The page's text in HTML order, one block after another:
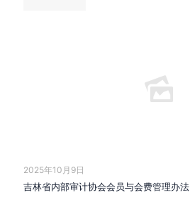
2025年10月9日
吉林省内部审计协会会员与会费管理办法